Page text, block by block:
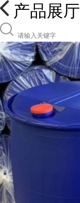
产品展厅